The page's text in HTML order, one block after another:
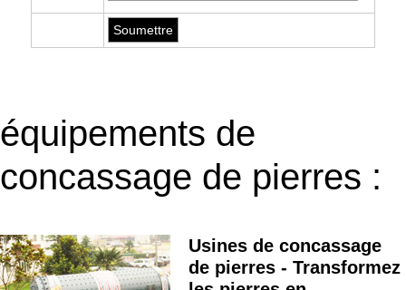
équipements de
concassage de pierres :
Usines de concassage
de pierres - Transformez